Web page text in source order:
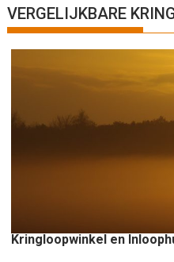
h
t
a
VERGELIJKBARE
Kringloopwinkel en